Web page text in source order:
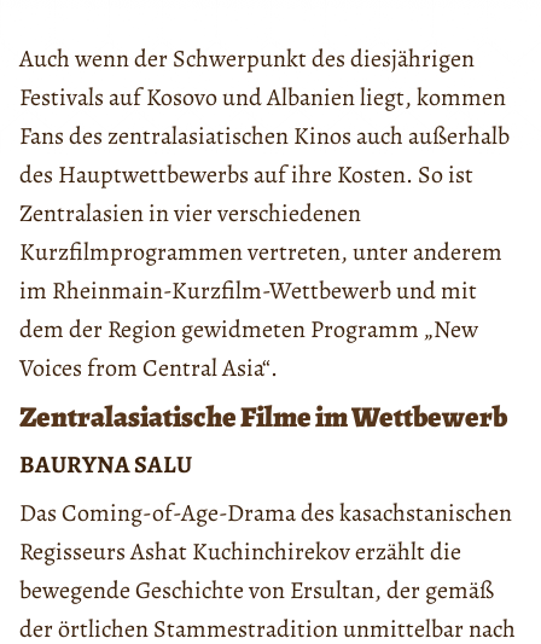
Auch wenn der Schwerpunkt des diesjährigen
Festivals auf Kosovo und Albanien liegt, kommen
Fans des zentralasiatischen Kinos auch außerhalb
des Hauptwettbewerbs auf ihre Kosten. So ist
Zentralasien in vier verschiedenen
Kurzfilmprogrammen vertreten, unter anderem
im Rheinmain-Kurzfilm-Wettbewerb und mit
dem der Region gewidmeten Programm „New
Voices from Central Asia“.
Zentralasiatische Filme im Wettbewerb
BAURYNA SALU
Das Coming-of-Age-Drama des kasachstanischen
Regisseurs Ashat Kuchinchirekov erzählt die
bewegende Geschichte von Ersultan, der gemäß
der örtlichen Stammestradition unmittelbar nach